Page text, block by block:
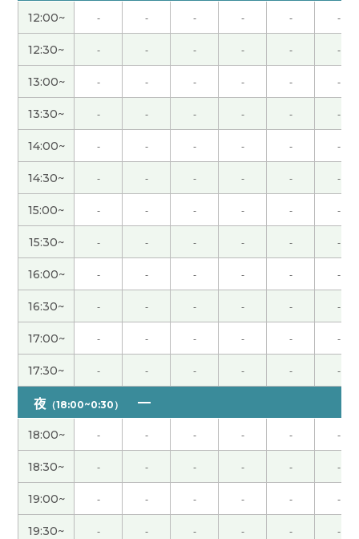
我知道清明节的一部分内容。中国人珍惜祖先。重
视清明节。下次再见吧。( 男性 )
我下次换车的时候肯定选择白色的汽车。我现在开
的黑色，黑色划的时候车体上面有明显的划痕。白
色的话不明显。下次见
( 40代 男性 )
出生孩子人数慢慢地减少了。孩子多很开心。实际
上教育费很高。照顾孩子的环境有问题。辛苦了下
次再聊吧。( 男性 )
谢谢老师，跟您聊天挺开心，下次再聊。
性 )
我和你聊得很轻松。下次也请多多关照。
性 )
我给外孙子教简单的句子。你好 谢谢 再见。有感兴
趣的话教动物的名字。辛苦了下次再见。( 男性 )
谢谢老师，您找工作很顺利！祝您竹子开花节节高(
40代 男性 )
谢谢老师！祝你早日恢复健康！彼此彼此！下次
见！( 男性 )
12:00~ - - - - - -
12:30~ - - - - - -
13:00~ - - - - - -
13:30~ - - - - - -
14:00~ - - - - - -
14:30~ - - - - - -
15:00~ - - - - - -
15:30~ - - - - - -
16:00~ - - - - - -
16:30~ - - - - - -
17:00~ - - - - - -
17:30~ - - - - - -
夜 （18:00~0:30）
18:00~ - - - - - -
18:30~ - - - - - -
19:00~ - - - - - -
19:30~ - - - - - -